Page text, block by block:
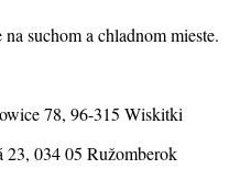
na suchom a chladnom mieste.
78, 96-315 Wiskitki
034 05 Ružomberok